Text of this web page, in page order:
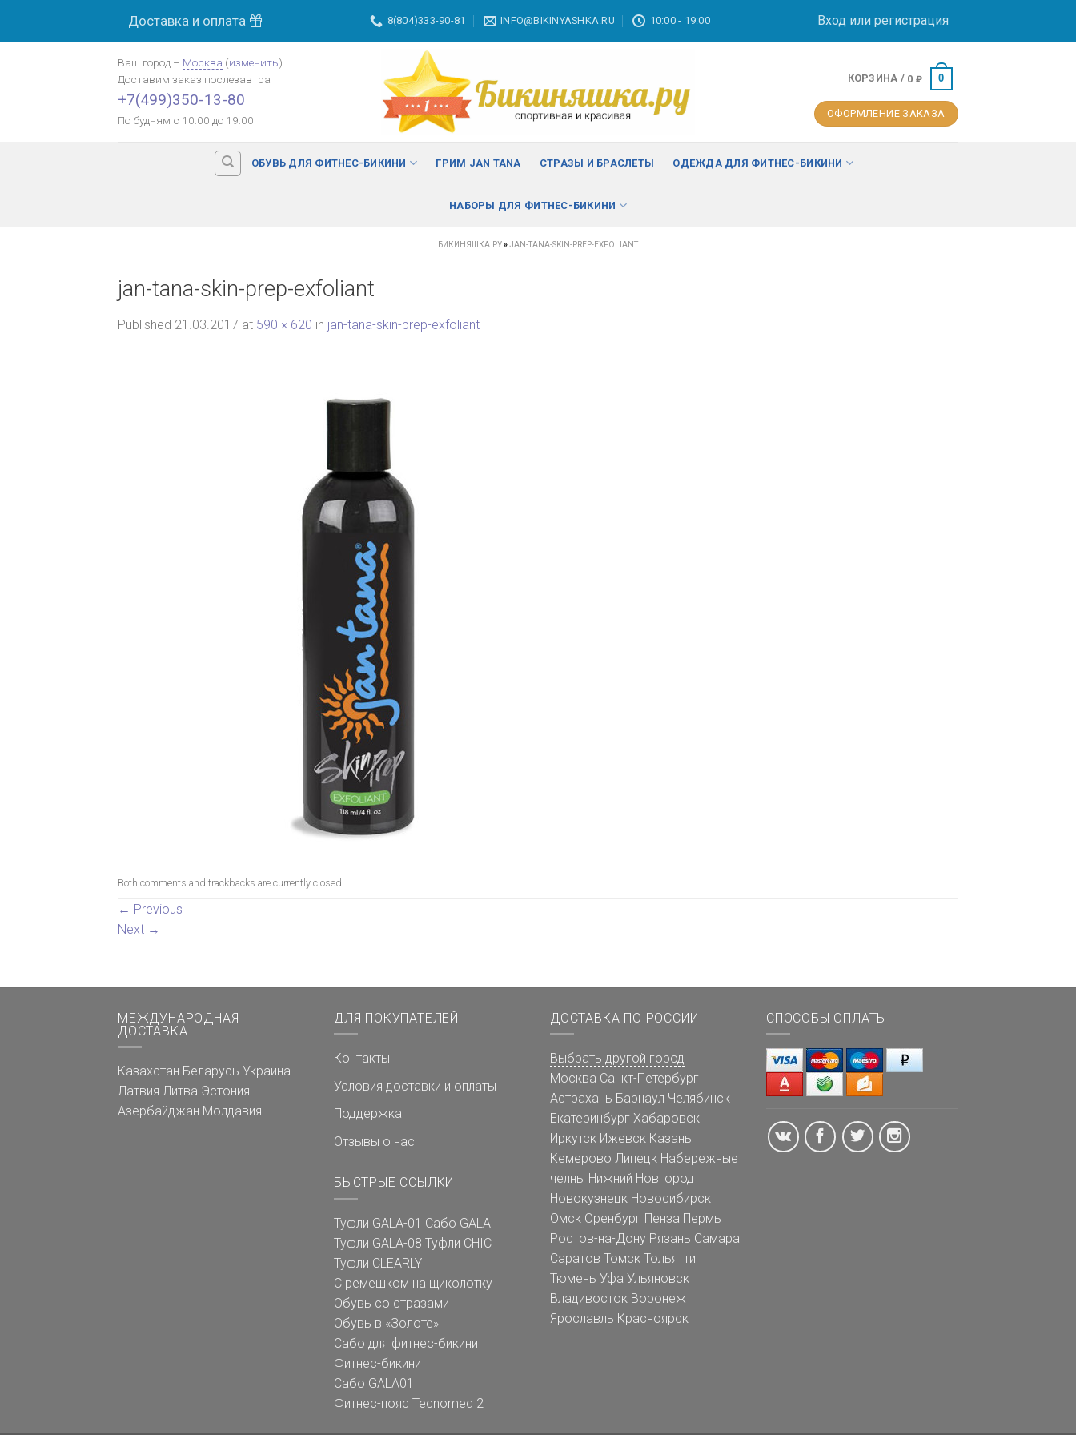
Доставка и оплата 8(804)333-90-81 INFO@BIKINYASHKA.RU 10:00 - 19:00 Вход или регистрация
Ваш город – Москва (изменить)
Доставим заказ послезавтра
+7(499)350-13-80
По будням с 10:00 до 19:00
КОРЗИНА / 0 ₽ 0
ОФОРМЛЕНИЕ ЗАКАЗА
ОБУВЬ ДЛЯ ФИТНЕС-БИКИНИ ГРИМ JAN TANA СТРАЗЫ И БРАСЛЕТЫ ОДЕЖДА ДЛЯ ФИТНЕС-БИКИНИ
НАБОРЫ ДЛЯ ФИТНЕС-БИКИНИ
БИКИНЯШКА.РУ»JAN-TANA-SKIN-PREP-EXFOLIANT
jan-tana-skin-prep-exfoliant
Published 21.03.2017 at 590 × 620 in jan-tana-skin-prep-exfoliant
Both comments and trackbacks are currently closed.
← Previous
Next →
МЕЖДУНАРОДНАЯ
ДОСТАВКА
Казахстан Беларусь Украина
Латвия Литва Эстония
Азербайджан Молдавия
ДЛЯ ПОКУПАТЕЛЕЙ
Контакты
Условия доставки и оплаты
Поддержка
Отзывы о нас
БЫСТРЫЕ ССЫЛКИ
Туфли GALA-01 Сабо GALA
Туфли GALA-08 Туфли CHIC
Туфли CLEARLY
С ремешком на щиколотку
Обувь со стразами
Обувь в «Золоте»
Сабо для фитнес-бикини
Фитнес-бикини
Сабо GALA01
Фитнес-пояс Tecnomed 2
ДОСТАВКА ПО РОССИИ
Выбрать другой город
Москва Санкт-Петербург
Астрахань Барнаул Челябинск
Екатеринбург Хабаровск
Иркутск Ижевск Казань
Кемерово Липецк Набережные
челны Нижний Новгород
Новокузнецк Новосибирск
Омск Оренбург Пенза Пермь
Ростов-на-Дону Рязань Самара
Саратов Томск Тольятти
Тюмень Уфа Ульяновск
Владивосток Воронеж
Ярославль Красноярск
СПОСОБЫ ОПЛАТЫ